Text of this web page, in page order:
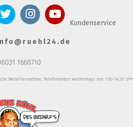
Kundenservice
f o @ r u e h l 2 4 . d e
1660710
Bestellannahme, Telefonzeiten wochentags von 7:00-14:30 Uhr